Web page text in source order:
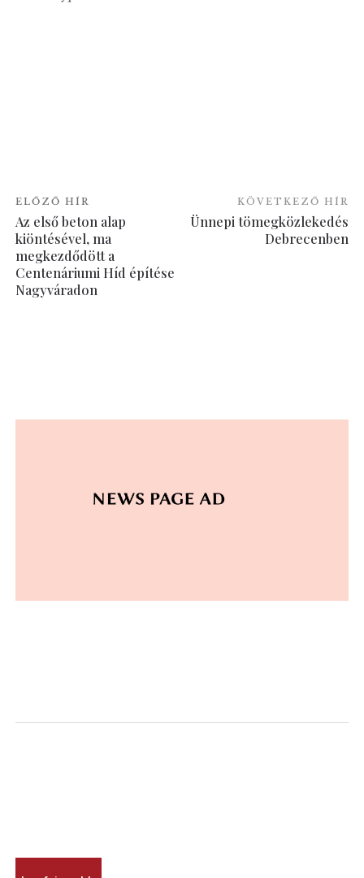
ELŐZŐ HÍR
Az első beton alap
kiöntésével, ma
megkezdődött a
Centenáriumi Híd építése
Nagyváradon
KÖVETKEZŐ HÍR
Ünnepi tömegközlekedés
Debrecenben